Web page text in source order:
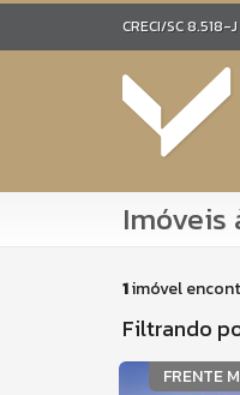
CRECI/SC 8.518-J
Imóveis
1imóvel
Filtrando
FRENTE